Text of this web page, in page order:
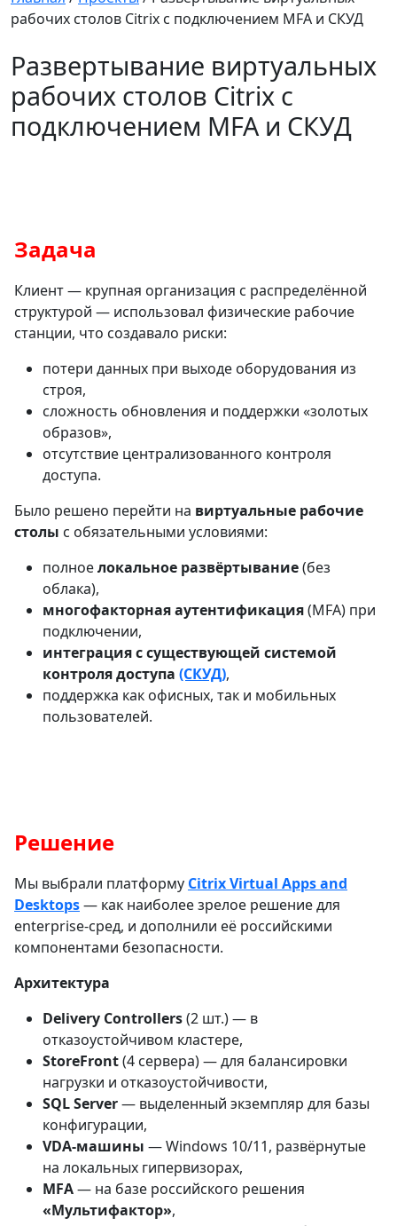
рабочих столов Citrix с подключением MFA и СКУД
Развертывание виртуальных
рабочих столов Citrix с
подключением MFA и СКУД
Задача
Клиент — крупная организация с распределённой
структурой — использовал физические рабочие
станции, что создавало риски:
потери данных при выходе оборудования из
строя,
сложность обновления и поддержки «золотых
образов»,
отсутствие централизованного контроля
доступа.
Было решено перейти на виртуальные рабочие
столы с обязательными условиями:
полноелокальное развёртывание(без
облака),
многофакторная аутентификация(MFA) при
подключении,
интеграция с существующей системой
контроля доступа (СКУД),
поддержка как офисных, так и мобильных
пользователей.
Решение
Мы выбрали платформу Citrix Virtual Apps and
Desktops— как наиболее зрелое решение для
enterprise-сред, и дополнили её российскими
компонентами безопасности.
Архитектура
Delivery Controllers(2 шт.) — в
отказоустойчивом кластере,
StoreFront(4 сервера) — для балансировки
нагрузки и отказоустойчивости,
SQL Server— выделенный экземпляр для базы
конфигурации,
VDA-машины — Windows 10/11, развёрнутые
на локальных гипервизорах,
MFA— на базе российского решения
«Мультифактор»,